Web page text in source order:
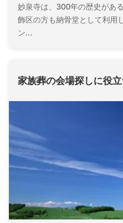
妙泉寺は、300年の歴史があ
飾区の方も納骨堂として利用
ン...
家族葬の会場探しに役